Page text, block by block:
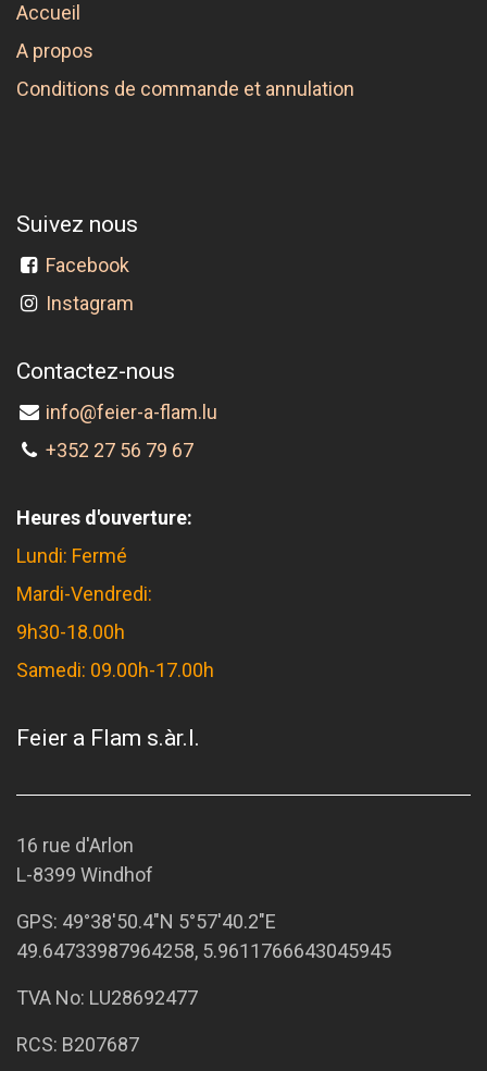
Accueil
A propos
Conditions de commande et annulation
Suivez nous
Facebook
Instagram
Contactez-nous
info@feier-a-flam.lu
+352 27 56 79 67
Heures d'ouverture:
Lundi: Fermé
Mardi-Vendredi:
9h30-18.00h
Samedi: 09.00h-17.00h
Feier a Flam s.àr.l.
16 rue d'Arlon
L-8399 Windhof
GPS: 49°38'50.4"N 5°57'40.2"E
49.64733987964258, 5.9611766643045945
TVA No: LU28692477
RCS: B207687